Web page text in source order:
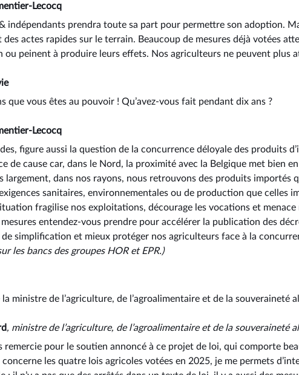
Lecocq
indépendants prendra toute sa part pour permettre son adoption.
actes rapides sur le terrain. Beaucoup de mesures déjà votées
ou peinent à produire leurs effets. Nos agriculteurs ne peuvent plus
que vous êtes au pouvoir ! Qu’avez-vous fait pendant dix ans ?
Lecocq
figure aussi la question de la concurrence déloyale des produits
de cause car, dans le Nord, la proximité avec la Belgique met bien
largement, dans nos rayons, nous retrouvons des produits importés
sanitaires, environnementales ou de production que celles
fragilise nos exploitations, décourage les vocations et
entendez-vous prendre pour accélérer la publication des
de simplification et mieux protéger nos agriculteurs face à la
les bancs des groupes HOR et EPR.)
la ministre de l’agriculture, de l’agroalimentaire et de la souveraineté
, ministre de l’agriculture, de l’agroalimentaire et de la souveraineté
remercie pour le soutien annoncé à ce projet de loi, qui comporte
les quatre lois agricoles votées en 2025, je me permets